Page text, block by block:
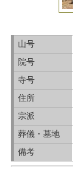
山号
院号
寺号
住所
宗派
葬儀・墓地
備考